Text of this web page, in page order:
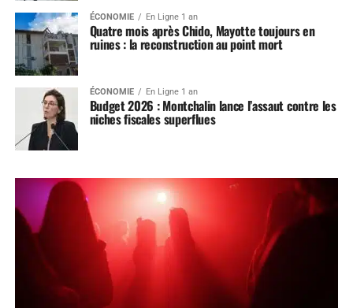
ÉCONOMIE En Ligne 1 an
Quatre mois après Chido, Mayotte toujours en
ruines : la reconstruction au point mort
ÉCONOMIE En Ligne 1 an
Budget 2026 : Montchalin lance l’assaut contre les
niches fiscales superflues